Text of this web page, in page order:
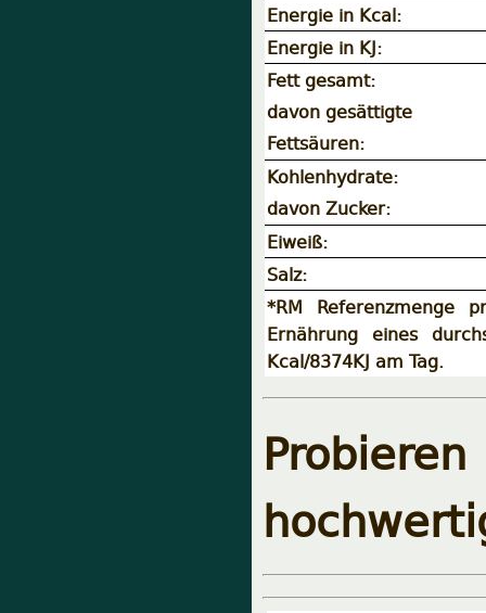
Energie in Kcal:
Energie in KJ:
Fett gesamt:
davon gesättigte
Fettsäuren:
Kohlenhydrate:
davon Zucker:
Eiweiß:
Salz:
*RM Referenzmenge
Ernährung eines
Kcal/8374KJ am Tag.